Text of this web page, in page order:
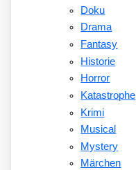
Doku
Drama
Fantasy
Historie
Horror
Katastrophe
Krimi
Musical
Mystery
Märchen